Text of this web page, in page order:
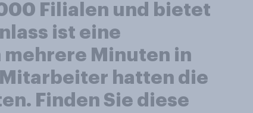
Filialen und bietet
ist eine
Minuten in
hatten die
Finden Sie diese